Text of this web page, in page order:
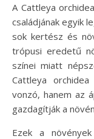
A Cattleya orchidea, más néven Bugakosbor, az orchideák
családjának egyik
sok kertész és
trópusi eredetű
színei miatt
Cattleya
vonzó, hanem az
gazdagítják a
Ezek a